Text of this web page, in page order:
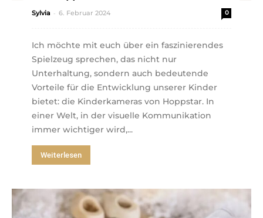
Sylvia - 6. Februar 2024 0
Ich möchte mit euch über ein faszinierendes
Spielzeug sprechen, das nicht nur
Unterhaltung, sondern auch bedeutende
Vorteile für die Entwicklung unserer Kinder
bietet: die Kinderkameras von Hoppstar. In
einer Welt, in der visuelle Kommunikation
immer wichtiger wird,...
Weiterlesen